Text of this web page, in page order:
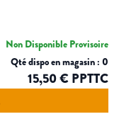
Non Disponible Provisoire
Qté dispo en magasin : 0
15,50 € PPTTC